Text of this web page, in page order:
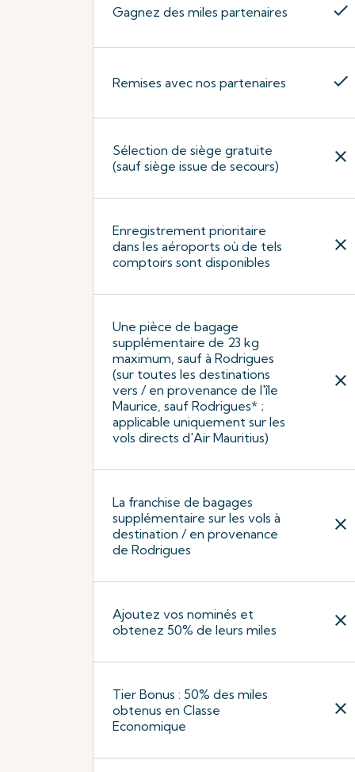
Gagnez des miles partenaires check
Remises avec nos partenaires check
Sélection de siège gratuite
(sauf siège issue de secours)
close
Enregistrement prioritaire
dans les aéroports où de tels
comptoirs sont disponibles
close
Une pièce de bagage
supplémentaire de 23 kg
maximum, sauf à Rodrigues
(sur toutes les destinations
vers / en provenance de l'île
Maurice, sauf Rodrigues* ;
applicable uniquement sur les
vols directs d'Air Mauritius)
close
La franchise de bagages
supplémentaire sur les vols à
destination / en provenance
de Rodrigues
close
Ajoutez vos nominés et
obtenez 50% de leurs miles
close
Tier Bonus : 50% des miles
obtenus en Classe
Economique
close